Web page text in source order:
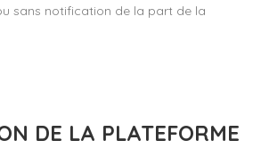
sans notification de la part de la
DE LA PLATEFORME